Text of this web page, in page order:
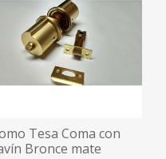
Tesa Coma con
Bronce mate